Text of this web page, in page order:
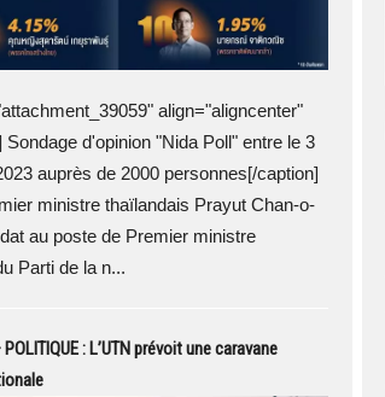
align="aligncenter"
Sondage d'opinion "Nida Poll" entre le 3
auprès de 2000 personnes[/caption]
ministre thaïlandais Prayut Chan-o-
au poste de Premier ministre
Parti de la n...
: L’UTN prévoit une caravane